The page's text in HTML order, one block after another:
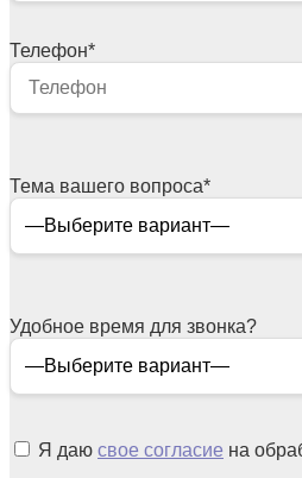
Телефон*
Тема вашего вопроса*
Удобное время для звонка?
Я даю свое согласие на